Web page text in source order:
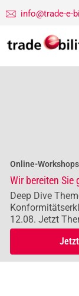
info@trade-e-
Online-
Wir bereiten Sie
Deep Dive
12.08. Jetzt